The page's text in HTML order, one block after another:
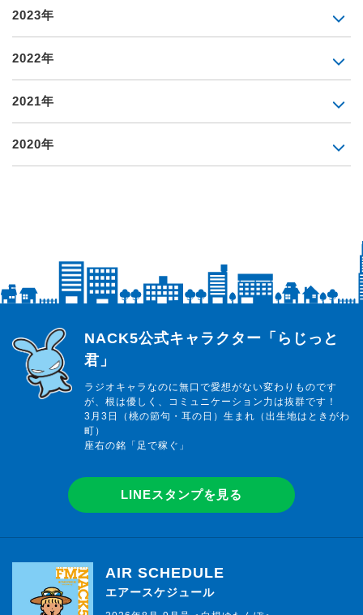
2023年
2022年
2021年
2020年
らじっと君
NACK5公式キャラクター「らじっと
君」
ラジオキャラなのに無口で愛想がない変わりものです
が、根は優しく、コミュニケーション力は抜群です！
3月3日（桃の節句・耳の日）生まれ（出生地はときがわ
町）
座右の銘「足で稼ぐ」
LINEスタンプを見る
AIR SCHEDULE
エアースケジュール